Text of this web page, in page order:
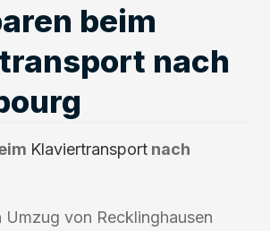
beim
nach
Klaviertransport nach
Umzug von Recklinghausen